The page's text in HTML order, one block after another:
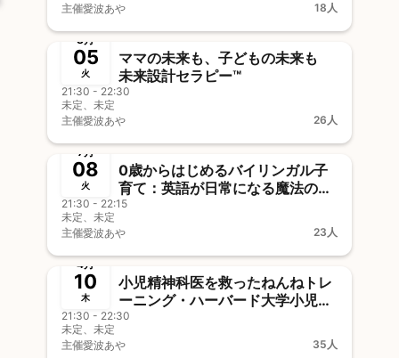
主催愛波あや 18人
終了
8月
05
火
ママの未来も、子どもの未来も
未来設計セラピー™
21:30 - 22:30
未定、未定
主催愛波あや 26人
終了
7月
08
火
0歳からはじめるバイリンガル子
育て：英語が日常になる魔法のヒ
ント ― 赤ちゃん期から自然に
英語を取り入れる方法を優しく解
説
21:30 - 22:15
未定、未定
主催愛波あや 23人
終了
4月
10
木
小児精神科医を救ったねんねトレ
ーニング・ハーバード大学小児精
神科医内田舞医師
21:30 - 22:30
未定、未定
主催愛波あや 35人
終了